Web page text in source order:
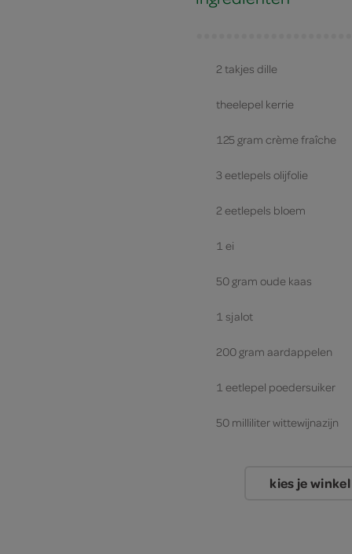
2 takjes dille
theelepel kerrie
125 gram crème fraîche
3 eetlepels olijfolie
2 eetlepels bloem
1 ei
50 gram oude kaas
1 sjalot
200 gram aardappelen
1 eetlepel poedersuiker
50 milliliter wittewijnazijn
kies je winkel